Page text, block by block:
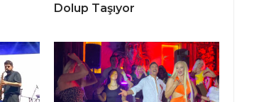
Dolup Taşıyor